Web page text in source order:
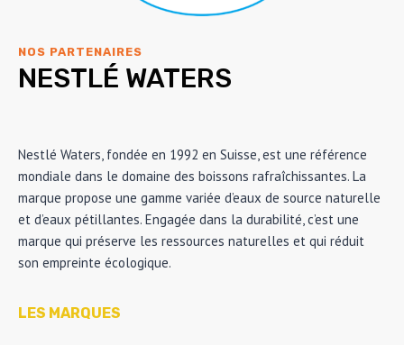
NOS PARTENAIRES
NESTLÉ WATERS
Nestlé Waters, fondée en 1992 en Suisse, est une référence
mondiale dans le domaine des boissons rafraîchissantes. La
marque propose une gamme variée d’eaux de source naturelle
et d’eaux pétillantes. Engagée dans la durabilité, c’est une
marque qui préserve les ressources naturelles et qui réduit
son empreinte écologique.
LES MARQUES